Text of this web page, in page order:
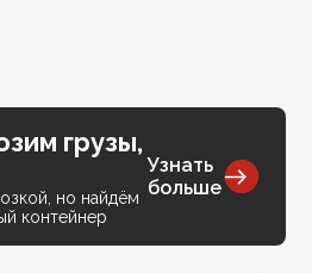
грузы,
но найдём
контейнер
Узнать
больше